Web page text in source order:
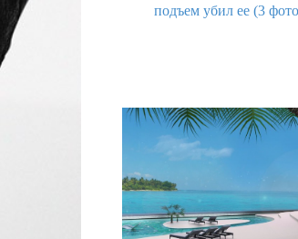
подъем убил ее (3